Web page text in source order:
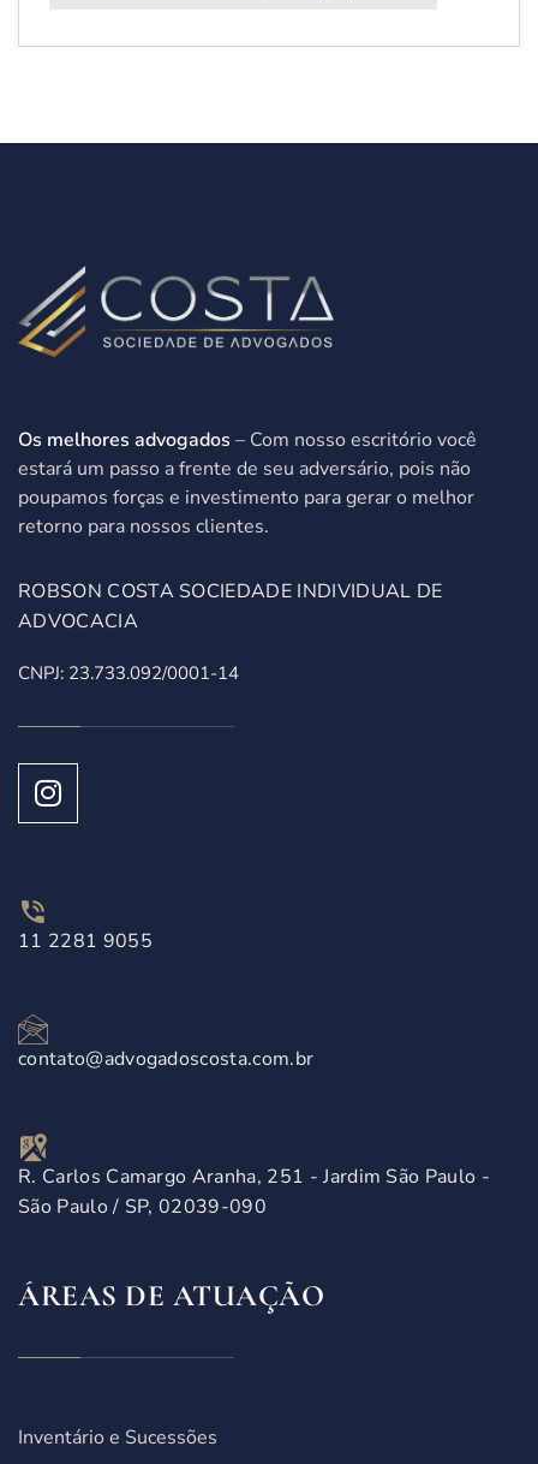
Os melhores advogados – Com nosso escritório você
estará um passo a frente de seu adversário, pois não
poupamos forças e investimento para gerar o melhor
retorno para nossos clientes.
ROBSON COSTA SOCIEDADE INDIVIDUAL DE
ADVOCACIA
CNPJ: 23.733.092/0001-14
11 2281 9055
contato@advogadoscosta.com.br
R. Carlos Camargo Aranha, 251 - Jardim São Paulo -
São Paulo / SP, 02039-090
ÁREAS DE ATUAÇÃO
Inventário e Sucessões